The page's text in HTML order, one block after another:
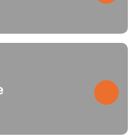
fundering door